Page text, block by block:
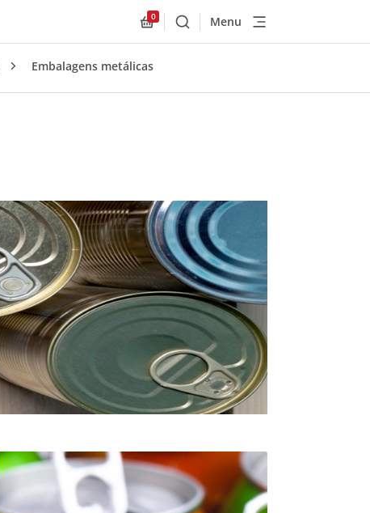
Allnex.GeneralResources.Cart
0
BuscarMenu
Embalagens metálicas